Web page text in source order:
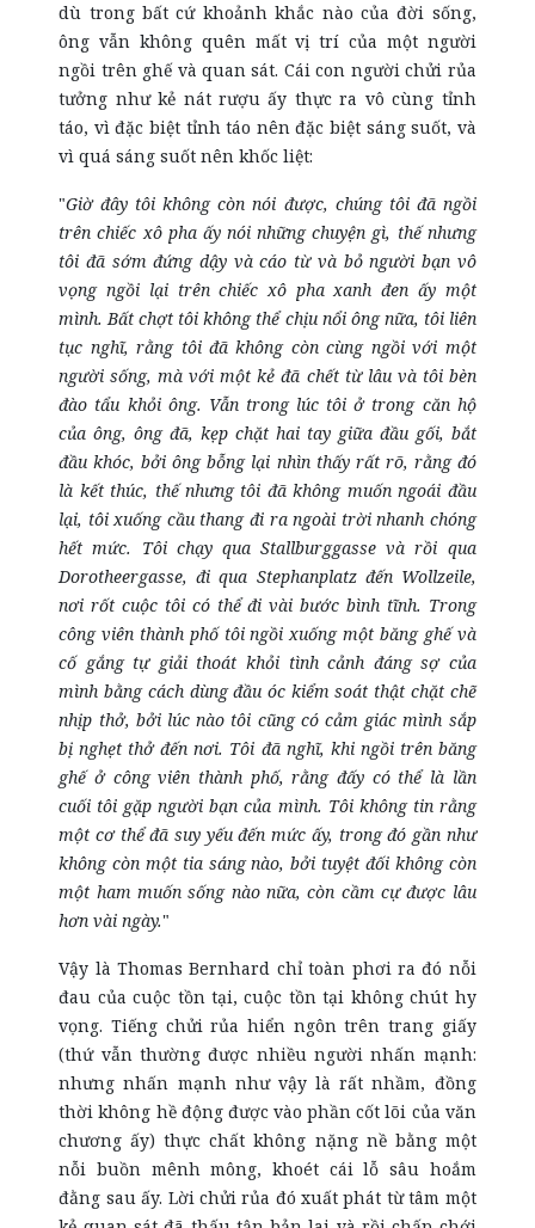
dù trong bất cứ khoảnh khắc nào của đời sống,
ông vẫn không quên mất vị trí của một người
ngồi trên ghế và quan sát. Cái con người chửi rủa
tưởng như kẻ nát rượu ấy thực ra vô cùng tỉnh
táo, vì đặc biệt tỉnh táo nên đặc biệt sáng suốt, và
vì quá sáng suốt nên khốc liệt:
"Giờ đây tôi không còn nói được, chúng tôi đã ngồi
trên chiếc xô pha ấy nói những chuyện gì, thế nhưng
tôi đã sớm đứng dậy và cáo từ và bỏ người bạn vô
vọng ngồi lại trên chiếc xô pha xanh đen ấy một
mình. Bất chợt tôi không thể chịu nổi ông nữa, tôi liên
tục nghĩ, rằng tôi đã không còn cùng ngồi với một
người sống, mà với một kẻ đã chết từ lâu và tôi bèn
đào tẩu khỏi ông. Vẫn trong lúc tôi ở trong căn hộ
của ông, ông đã, kẹp chặt hai tay giữa đầu gối, bắt
đầu khóc, bởi ông bỗng lại nhìn thấy rất rõ, rằng đó
là kết thúc, thế nhưng tôi đã không muốn ngoái đầu
lại, tôi xuống cầu thang đi ra ngoài trời nhanh chóng
hết mức. Tôi chạy qua Stallburggasse và rồi qua
Dorotheergasse, đi qua Stephanplatz đến Wollzeile,
nơi rốt cuộc tôi có thể đi vài bước bình tĩnh. Trong
công viên thành phố tôi ngồi xuống một băng ghế và
cố gắng tự giải thoát khỏi tình cảnh đáng sợ của
mình bằng cách dùng đầu óc kiểm soát thật chặt chẽ
nhịp thở, bởi lúc nào tôi cũng có cảm giác mình sắp
bị nghẹt thở đến nơi. Tôi đã nghĩ, khi ngồi trên băng
ghế ở công viên thành phố, rằng đấy có thể là lần
cuối tôi gặp người bạn của mình. Tôi không tin rằng
một cơ thể đã suy yếu đến mức ấy, trong đó gần như
không còn một tia sáng nào, bởi tuyệt đối không còn
một ham muốn sống nào nữa, còn cầm cự được lâu
hơn vài ngày."
Vậy là Thomas Bernhard chỉ toàn phơi ra đó nỗi
đau của cuộc tồn tại, cuộc tồn tại không chút hy
vọng. Tiếng chửi rủa hiển ngôn trên trang giấy
(thứ vẫn thường được nhiều người nhấn mạnh:
nhưng nhấn mạnh như vậy là rất nhầm, đồng
thời không hề động được vào phần cốt lõi của văn
chương ấy) thực chất không nặng nề bằng một
nỗi buồn mênh mông, khoét cái lỗ sâu hoắm
đằng sau ấy. Lời chửi rủa đó xuất phát từ tâm một